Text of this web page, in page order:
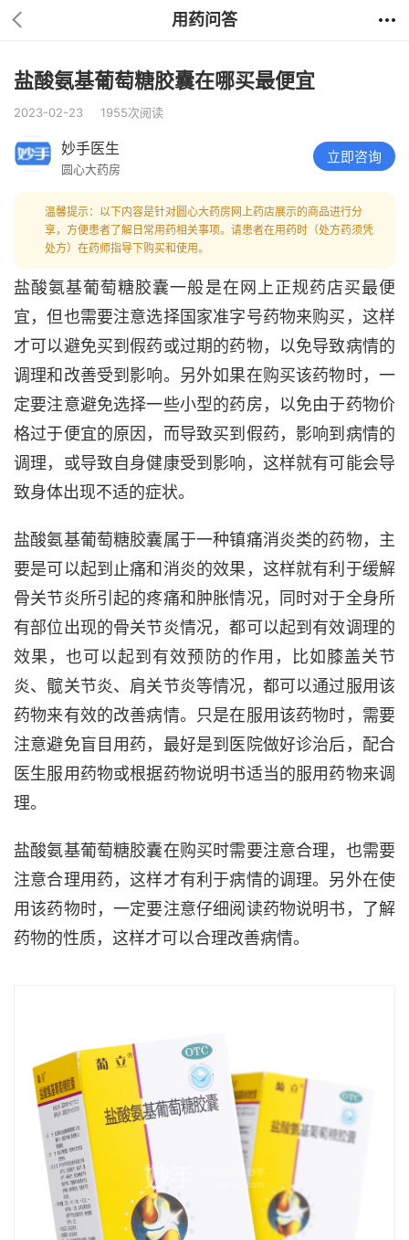
用药问答
盐酸氨基葡萄糖胶囊在哪买最便宜
2023-02-23 1955次阅读
妙手医生
圆心大药房
立即咨询
温馨提示：以下内容是针对圆心大药房网上药店展示的商品进行分
享，方便患者了解日常用药相关事项。请患者在用药时（处方药须凭
处方）在药师指导下购买和使用。
盐酸氨基葡萄糖胶囊一般是在网上正规药店买最便
宜，但也需要注意选择国家准字号药物来购买，这样
才可以避免买到假药或过期的药物，以免导致病情的
调理和改善受到影响。另外如果在购买该药物时，一
定要注意避免选择一些小型的药房，以免由于药物价
格过于便宜的原因，而导致买到假药，影响到病情的
调理，或导致自身健康受到影响，这样就有可能会导
致身体出现不适的症状。
盐酸氨基葡萄糖胶囊属于一种镇痛消炎类的药物，主
要是可以起到止痛和消炎的效果，这样就有利于缓解
骨关节炎所引起的疼痛和肿胀情况，同时对于全身所
有部位出现的骨关节炎情况，都可以起到有效调理的
效果，也可以起到有效预防的作用，比如膝盖关节
炎、髋关节炎、肩关节炎等情况，都可以通过服用该
药物来有效的改善病情。只是在服用该药物时，需要
注意避免盲目用药，最好是到医院做好诊治后，配合
医生服用药物或根据药物说明书适当的服用药物来调
理。
盐酸氨基葡萄糖胶囊在购买时需要注意合理，也需要
注意合理用药，这样才有利于病情的调理。另外在使
用该药物时，一定要注意仔细阅读药物说明书，了解
药物的性质，这样才可以合理改善病情。